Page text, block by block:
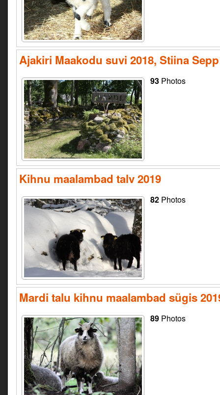
Ajakiri Maakodu suvi 2018, Stiina
93 Photos
Kihnu maalambad talv 2019
82 Photos
Mardi talu kihnu maalambad sügis
89 Photos